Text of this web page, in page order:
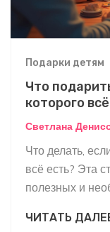
Подарки детям
Что
которого
Светлана
Что делать,
всё есть? Эта
полезных и
игрушками.
ЧИТАТЬ